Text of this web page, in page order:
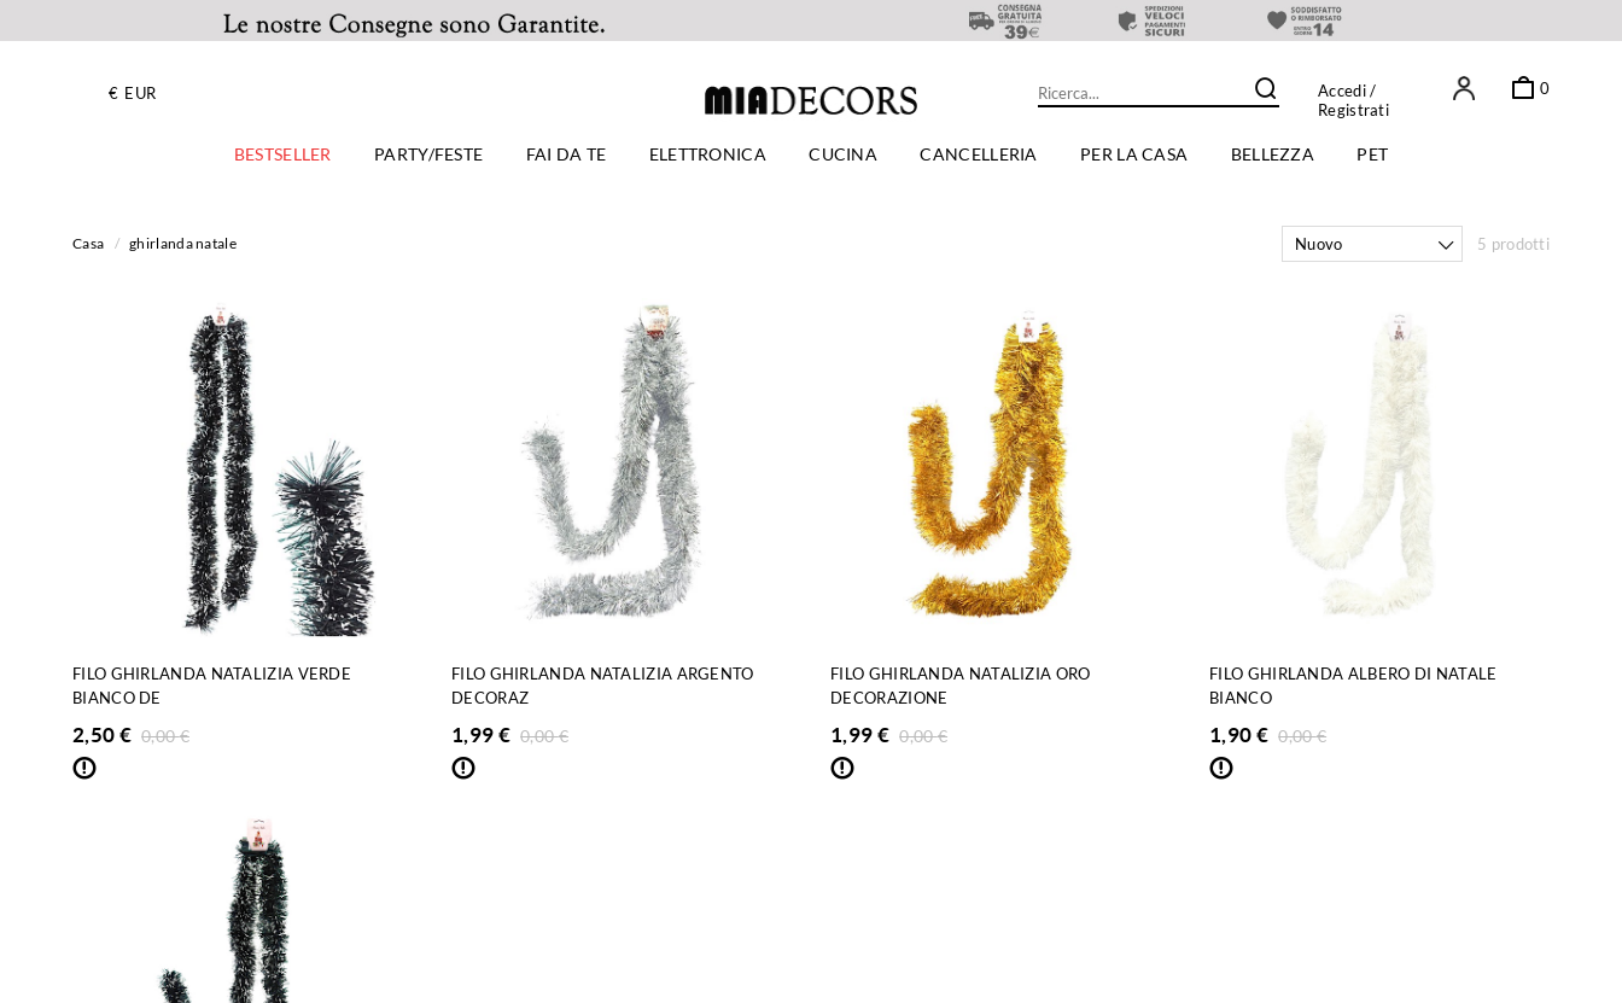
€ EUR Accedi /
Registrati
0
BESTSELLER PARTY/FESTE FAI DA TE ELETTRONICA CUCINA CANCELLERIA PER LA CASA BELLEZZA PET
Casa / ghirlanda natale Nuovo 5 prodotti
FILO GHIRLANDA NATALIZIA VERDE
BIANCO DE
2,50€ 0,00€
FILO GHIRLANDA NATALIZIA ARGENTO
DECORAZ
1,99€ 0,00€
FILO GHIRLANDA NATALIZIA ORO
DECORAZIONE
1,99€ 0,00€
FILO GHIRLANDA ALBERO DI NATALE
BIANCO
1,90€ 0,00€